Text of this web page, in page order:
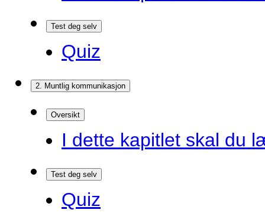
Test deg selv
Quiz
2. Muntlig kommunikasjon
Oversikt
I dette kapitlet skal du
Test deg selv
Quiz